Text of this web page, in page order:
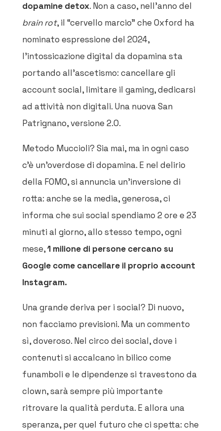
dopamine detox. Non a caso, nell’anno del
brain rot, il “cervello marcio” che Oxford ha
nominato espressione del 2024,
l’intossicazione digital da dopamina sta
portando all’ascetismo: cancellare gli
account social, limitare il gaming, dedicarsi
ad attività non digitali. Una nuova San
Patrignano, versione 2.0.
Metodo Muccioli? Sia mai, ma in ogni caso
c’è un’overdose di dopamina. E nel delirio
della FOMO, si annuncia un’inversione di
rotta: anche se la media, generosa, ci
informa che sui social spendiamo 2 ore e 23
minuti al giorno, allo stesso tempo, ogni
mese,1 milione di persone cercano su
Google come cancellare il proprio account
Instagram.
Una grande deriva per i social? Di nuovo,
non facciamo previsioni. Ma un commento
sì, doveroso. Nel circo dei social, dove i
contenuti si accalcano in bilico come
funamboli e le dipendenze si travestono da
clown, sarà sempre più importante
ritrovare la qualità perduta. E allora una
speranza, per quel futuro che ci spetta: che